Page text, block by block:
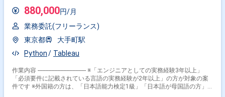
880,000円/月
業務委託(フリーランス)
東京都
大手町駅
Python
Tableau
作業内容 -------------------------------- ※「エンジニアとしての実務経験3年以上」
「必須要件に記載されている言語の実務経験が2年以上」の方が対象の案
件です ※外国籍の方は、「日本語能力検定1級」「日本語が母国語の方」